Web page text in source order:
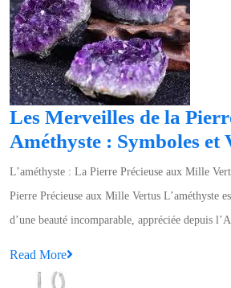
Les Merveilles de la
Améthyste : Symboles et
L’améthyste : La Pierre Précieuse aux Mille
Pierre Précieuse aux Mille Vertus L’améthyste
d’une beauté incomparable, appréciée depuis
Read More